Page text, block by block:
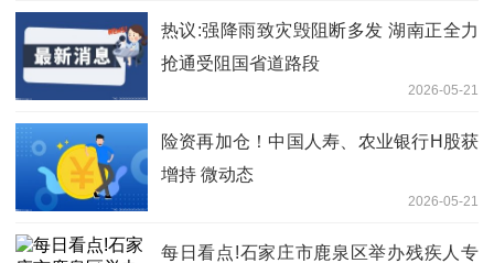
热议:强降雨致灾毁阻断多发 湖南正全力
抢通受阻国省道路段
2026-05-21
险资再加仓！中国人寿、农业银行H股获
增持 微动态
2026-05-21
每日看点!石家庄市鹿泉区举办残疾人专